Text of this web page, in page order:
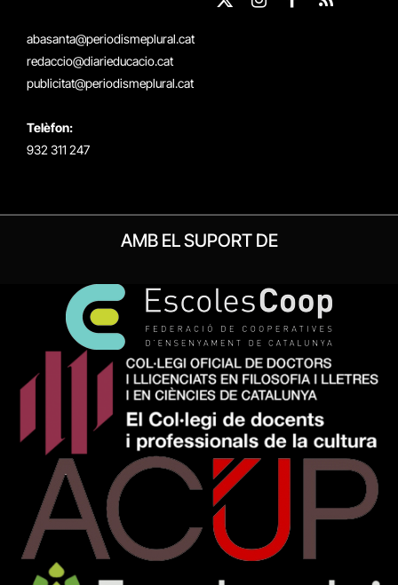
abasanta@periodismeplural.cat
redaccio@diarieducacio.cat
publicitat@periodismeplural.cat
Telèfon:
932 311 247
X
Instagram
Facebook
RSS
AMB EL SUPORT DE